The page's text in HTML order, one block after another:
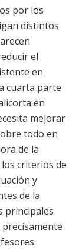
por los
distintos
el
en
cuarta parte
en
mejorar
todo en
de la
criterios de
y
de la
principales